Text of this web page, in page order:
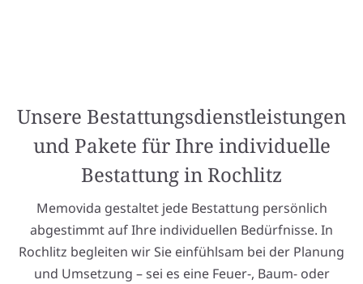
Unsere Bestattungsdienstleistungen
und Pakete für Ihre individuelle
Bestattung in Rochlitz
Memovida gestaltet jede Bestattung persönlich
abgestimmt auf Ihre individuellen Bedürfnisse. In
Rochlitz begleiten wir Sie einfühlsam bei der Planung
und Umsetzung – sei es eine Feuer-, Baum- oder